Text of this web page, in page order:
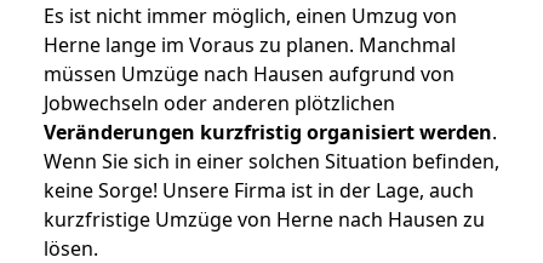
Es ist nicht immer möglich, einen Umzug von
Herne lange im Voraus zu planen. Manchmal
müssen Umzüge nach Hausen aufgrund von
Jobwechseln oder anderen plötzlichen
Veränderungen kurzfristig organisiert werden.
Wenn Sie sich in einer solchen Situation befinden,
keine Sorge! Unsere Firma ist in der Lage, auch
kurzfristige Umzüge von Herne nach Hausen zu
lösen.